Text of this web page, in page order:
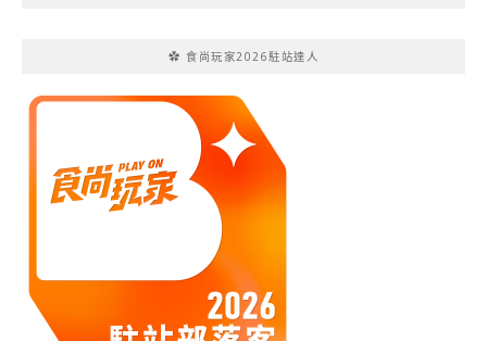
✿ 食尚玩家2026駐站達人